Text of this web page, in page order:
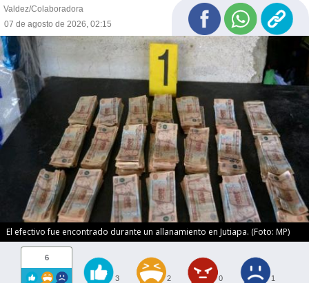
Valdez/Colaboradora
07 de agosto de 2026, 02:15
El efectivo fue encontrado durante un allanamiento en Jutiapa. (Foto: MP)
6
3 2 0 1